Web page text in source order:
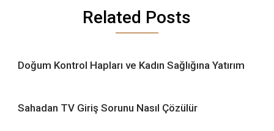
Related Posts
Doğum Kontrol Hapları ve Kadın Sağlığına Yatırım
Sahadan TV Giriş Sorunu Nasıl Çözülür